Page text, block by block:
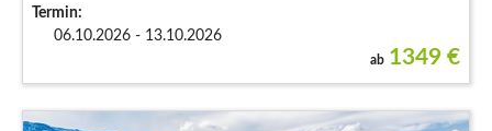
Termin:
06.10.2026 - 13.10.2026
ab 1349 €